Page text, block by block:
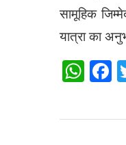
सामूहिक
यात्रा का